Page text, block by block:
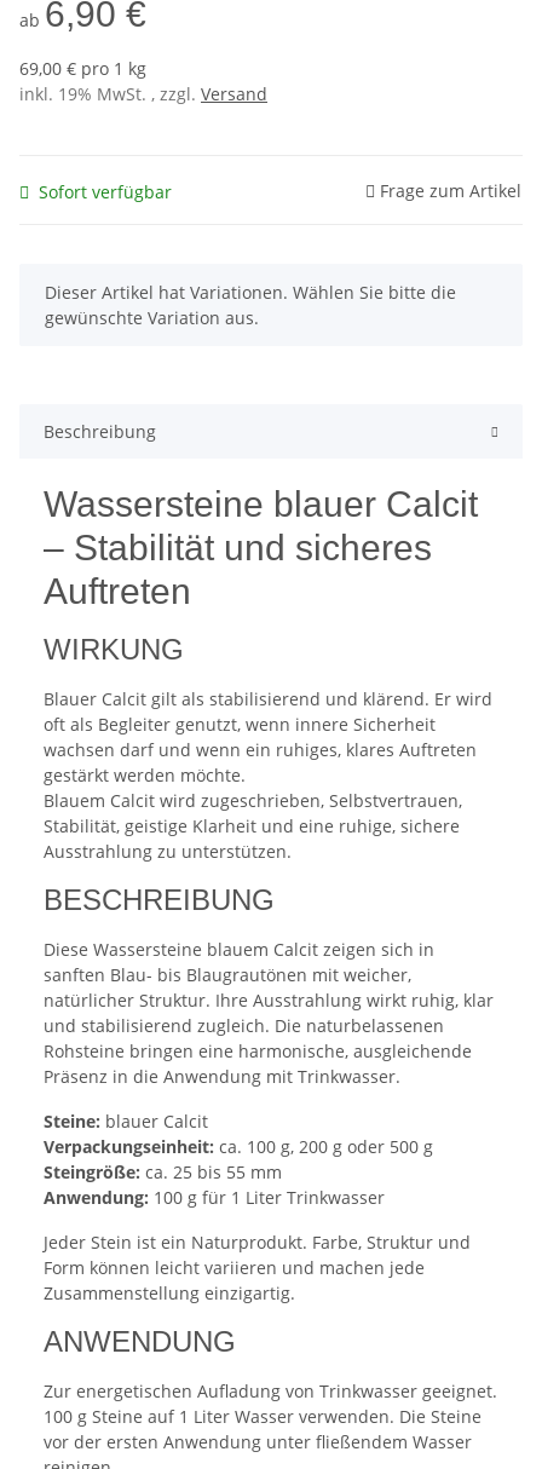
ab 6,90 €
69,00 € pro 1 kg
inkl. 19% MwSt. , zzgl. Versand
Sofort verfügbar Frage zum Artikel
x
Dieser Artikel hat Variationen. Wählen Sie bitte die
gewünschte Variation aus.
Beschreibung
Wassersteine blauer Calcit
– Stabilität und sicheres
Auftreten
WIRKUNG
Blauer Calcit gilt als stabilisierend und klärend. Er wird
oft als Begleiter genutzt, wenn innere Sicherheit
wachsen darf und wenn ein ruhiges, klares Auftreten
gestärkt werden möchte.
Blauem Calcit wird zugeschrieben, Selbstvertrauen,
Stabilität, geistige Klarheit und eine ruhige, sichere
Ausstrahlung zu unterstützen.
BESCHREIBUNG
Diese Wassersteine blauem Calcit zeigen sich in
sanften Blau- bis Blaugrautönen mit weicher,
natürlicher Struktur. Ihre Ausstrahlung wirkt ruhig, klar
und stabilisierend zugleich. Die naturbelassenen
Rohsteine bringen eine harmonische, ausgleichende
Präsenz in die Anwendung mit Trinkwasser.
Steine: blauer Calcit
Verpackungseinheit: ca. 100 g, 200 g oder 500 g
Steingröße: ca. 25 bis 55 mm
Anwendung: 100 g für 1 Liter Trinkwasser
Jeder Stein ist ein Naturprodukt. Farbe, Struktur und
Form können leicht variieren und machen jede
Zusammenstellung einzigartig.
ANWENDUNG
Zur energetischen Aufladung von Trinkwasser geeignet.
100 g Steine auf 1 Liter Wasser verwenden. Die Steine
vor der ersten Anwendung unter fließendem Wasser